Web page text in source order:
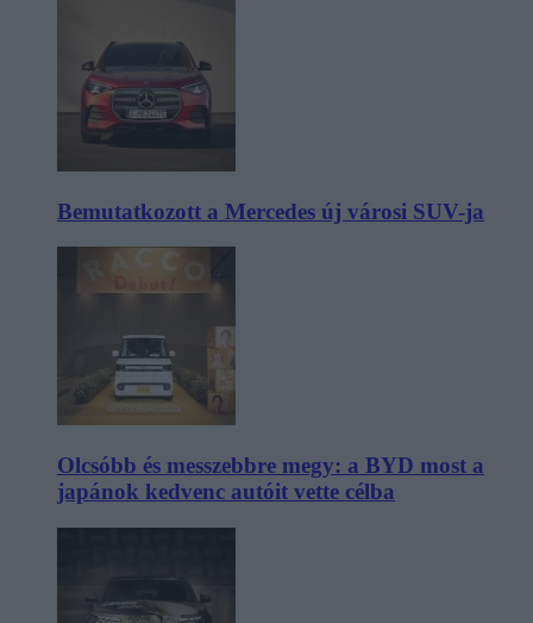
Bemutatkozott a Mercedes új városi SUV-ja
Olcsóbb és messzebbre megy: a BYD most a
japánok kedvenc autóit vette célba